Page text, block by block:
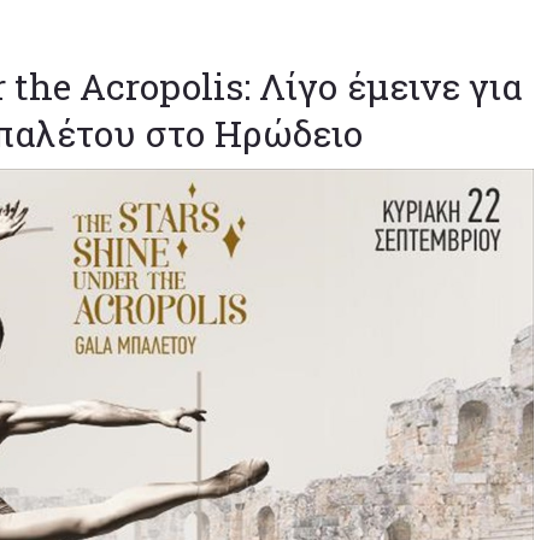
Acropolis: Λίγο έμεινε για
στο Ηρώδειο